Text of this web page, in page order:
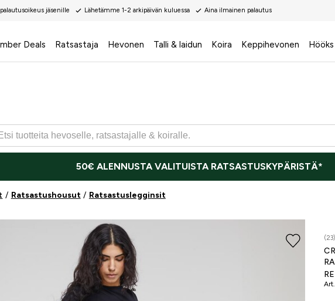
jäsenille Lähetämme 1-2 arkipäivän kuluessa Aina ilmainen palautus
Deals Ratsastaja Hevonen Talli & laidun Koira Keppihevonen
50€ ALENNUSTA VALITUISTA RATSASTUSKYPÄRISTÄ*
Ratsastushousut Ratsastuslegginsit
(23)